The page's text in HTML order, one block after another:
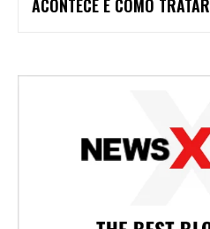
ACONTECE E COMO TRATAR